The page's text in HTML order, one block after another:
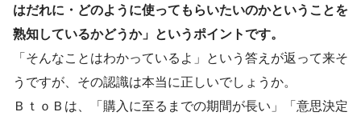
はだれに・どのように使ってもらいたいのかということを
熟知しているかどうか」というポイントです。
「そんなことはわかっているよ」という答えが返って来そ
うですが、その認識は本当に正しいでしょうか。
ＢｔｏＢは、「購入に至るまでの期間が長い」「意思決定